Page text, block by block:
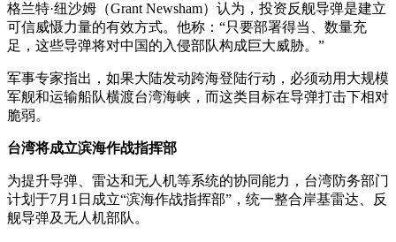
格兰特·纽沙姆（Grant Newsham）认为，投资反舰导弹是建立
可信威慑力量的有效方式。他称：“只要部署得当、数量充
足，这些导弹将对中国的入侵部队构成巨大威胁。”
军事专家指出，如果大陆发动跨海登陆行动，必须动用大规模
军舰和运输船队横渡台湾海峡，而这类目标在导弹打击下相对
脆弱。
台湾将成立滨海作战指挥部
为提升导弹、雷达和无人机等系统的协同能力，台湾防务部门
计划于7月1日成立“滨海作战指挥部”，统一整合岸基雷达、反
舰导弹及无人机部队。